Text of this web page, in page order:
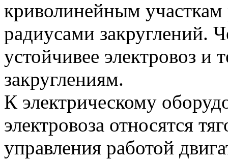
криволинейным
радиусами закруглений.
устойчивее электровоз и
закруглениям.
К электрическому
электровоза относятся
управления работой